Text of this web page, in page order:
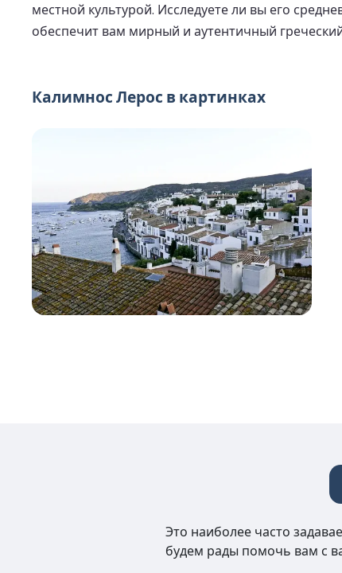
местной культурой. Исследуете ли вы его
обеспечит вам мирный и аутентичный
Калимнос Лерос в картинках
Это наиболее часто
будем рады помочь вам с